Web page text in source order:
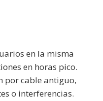
en la misma
en horas pico.
por cable antiguo,
o interferencias.